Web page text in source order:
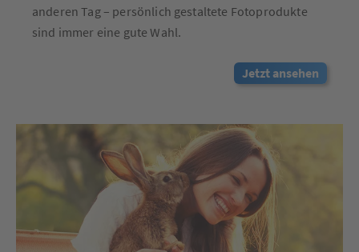
anderen Tag – persönlich gestaltete Fotoprodukte
sind immer eine gute Wahl.
Jetzt ansehen